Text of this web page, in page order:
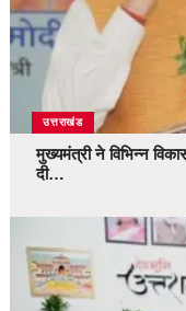
उत्तराखंड
मुख्यमंत्री ने विभिन्न
दी…